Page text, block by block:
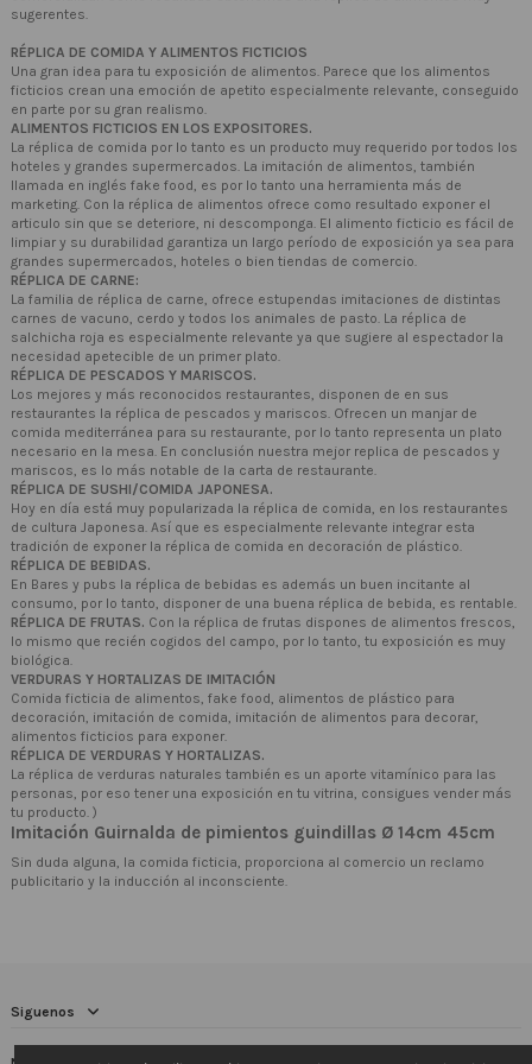
sugerentes.
RÉPLICA DE COMIDA Y ALIMENTOS FICTICIOS
Una gran idea para tu exposición de alimentos. Parece que los alimentos
ficticios crean una emoción de apetito especialmente relevante, conseguido
en parte por su gran realismo.
ALIMENTOS FICTICIOS EN LOS EXPOSITORES.
La réplica de comida por lo tanto es un producto muy requerido por todos los
hoteles y grandes supermercados. La imitación de alimentos, también
llamada en inglés fake food, es por lo tanto una herramienta más de
marketing. Con la réplica de alimentos ofrece como resultado exponer el
articulo sin que se deteriore, ni descomponga. El alimento ficticio es fácil de
limpiar y su durabilidad garantiza un largo período de exposición ya sea para
grandes supermercados, hoteles o bien tiendas de comercio.
RÉPLICA DE CARNE:
La familia de réplica de carne, ofrece estupendas imitaciones de distintas
carnes de vacuno, cerdo y todos los animales de pasto. La réplica de
salchicha roja es especialmente relevante ya que sugiere al espectador la
necesidad apetecible de un primer plato.
RÉPLICA DE PESCADOS Y MARISCOS.
Los mejores y más reconocidos restaurantes, disponen de en sus
restaurantes la réplica de pescados y mariscos. Ofrecen un manjar de
comida mediterránea para su restaurante, por lo tanto representa un plato
necesario en la mesa. En conclusión nuestra mejor replica de pescados y
mariscos, es lo más notable de la carta de restaurante.
RÉPLICA DE SUSHI/COMIDA JAPONESA.
Hoy en día está muy popularizada la réplica de comida, en los restaurantes
de cultura Japonesa. Así que es especialmente relevante integrar esta
tradición de exponer la réplica de comida en decoración de plástico.
RÉPLICA DE BEBIDAS.
En Bares y pubs la réplica de bebidas es además un buen incitante al
consumo, por lo tanto, disponer de una buena réplica de bebida, es rentable.
RÉPLICA DE FRUTAS. Con la réplica de frutas dispones de alimentos frescos,
lo mismo que recién cogidos del campo, por lo tanto, tu exposición es muy
biológica.
VERDURAS Y HORTALIZAS DE IMITACIÓN
Comida ficticia de alimentos, fake food, alimentos de plástico para
decoración, imitación de comida, imitación de alimentos para decorar,
alimentos ficticios para exponer.
RÉPLICA DE VERDURAS Y HORTALIZAS.
La réplica de verduras naturales también es un aporte vitamínico para las
personas, por eso tener una exposición en tu vitrina, consigues vender más
tu producto. )
Imitación Guirnalda de pimientos guindillas Ø 14cm 45cm
Sin duda alguna, la comida ficticia, proporciona al comercio un reclamo
publicitario y la inducción al inconsciente.
Siguenos